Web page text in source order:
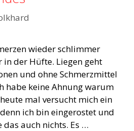
wieder schlimmer
in der Hüfte. Liegen geht
und ohne Schmerzmittel
habe keine Ahnung warum
mal versucht mich ein
ich bin eingerostet und
auch nichts. Es …